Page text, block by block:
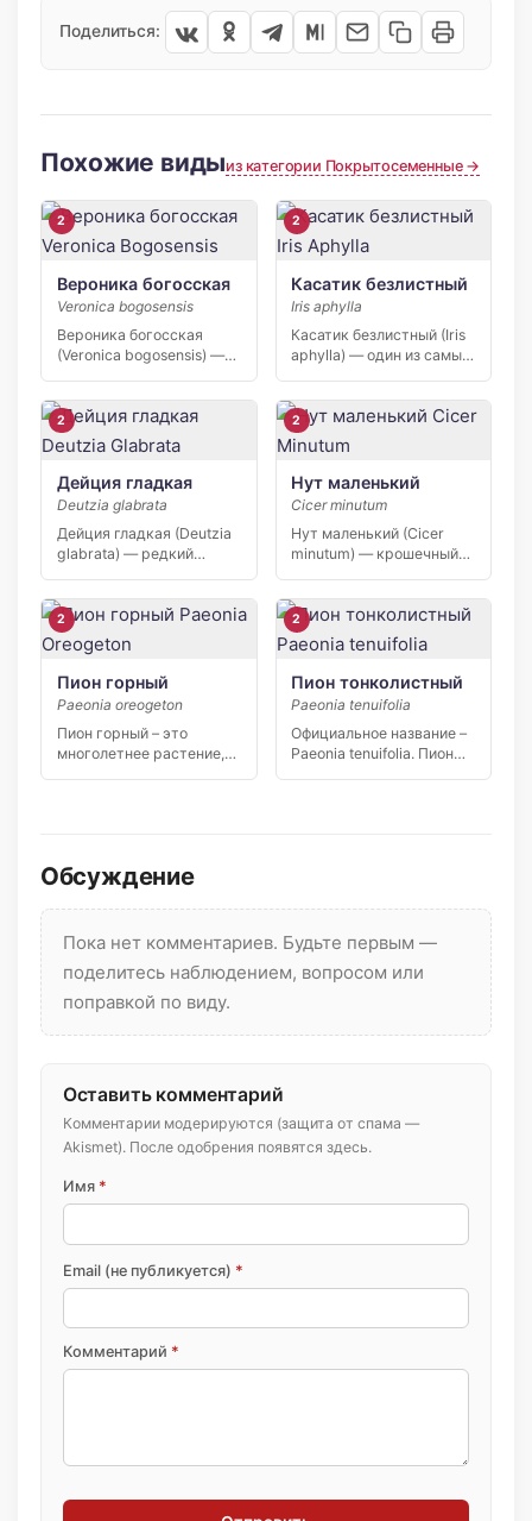
Поделиться:
Похожие видыиз категории Покрытосеменные →
2
Вероника богосская
Veronica bogosensis
Вероника богосская
(Veronica bogosensis) —
2
Касатик безлистный
Iris aphylla
Касатик безлистный (Iris
aphylla) — один из самых
2
Дейция гладкая
Deutzia glabrata
Дейция гладкая (Deutzia
glabrata) — редкий
кустарник из семейства
[…]
2
Нут маленький
Cicer minutum
Нут маленький (Cicer
minutum) — крошечный
культурного нута, […]
2
Пион горный
Paeonia oreogeton
Пион горный – это
многолетнее растение,
2
Пион тонколистный
Paeonia tenuifolia
Официальное название –
Paeonia tenuifolia. Пион
Обсуждение
Пока нет комментариев. Будьте первым —
поделитесь наблюдением, вопросом или
поправкой по виду.
Оставить комментарий
Комментарии модерируются (защита от спама —
Akismet). После одобрения появятся здесь.
Имя *
Email (не публикуется) *
Комментарий *